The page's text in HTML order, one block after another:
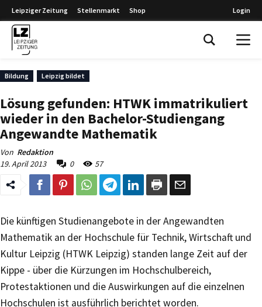
Leipziger Zeitung Stellenmarkt Shop Login
Bildung Leipzig bildet
Lösung gefunden: HTWK immatrikuliert
wieder in den Bachelor-Studiengang
Angewandte Mathematik
Von Redaktion
19. April 2013
0 57
Die künftigen Studienangebote in der Angewandten
Mathematik an der Hochschule für Technik, Wirtschaft und
Kultur Leipzig (HTWK Leipzig) standen lange Zeit auf der
Kippe - über die Kürzungen im Hochschulbereich,
Protestaktionen und die Auswirkungen auf die einzelnen
Hochschulen ist ausführlich berichtet worden.